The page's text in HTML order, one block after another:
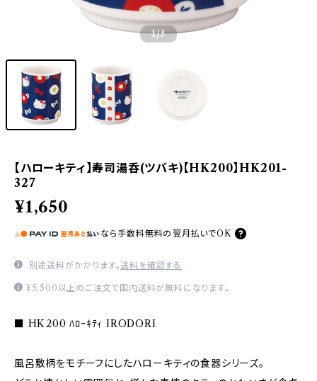
1/3
【ハローキティ】寿司湯呑(ツバキ)【HK200】HK201-
327
¥1,650
なら 手数料無料の 翌月払いでOK
別途送料がかかります。送料を確認する
¥5,500以上のご注文で国内送料が無料になります。
■ HK200 ﾊﾛｰｷﾃｨ IRODORI
風呂敷柄をモチーフにしたハローキティの食器シリーズ。